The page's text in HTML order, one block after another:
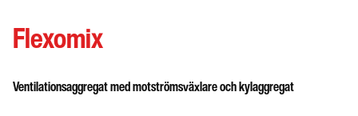
Flexomix
Ventilationsaggregat med motströmsväxlare och kylaggregat